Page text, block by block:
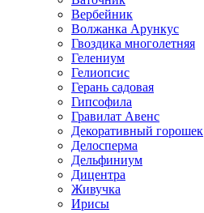
Вербейник
Волжанка Арункус
Гвоздика многолетняя
Гелениум
Гелиопсис
Герань садовая
Гипсофила
Гравилат Авенс
Декоративный горошек
Делосперма
Дельфиниум
Дицентра
Живучка
Ирисы